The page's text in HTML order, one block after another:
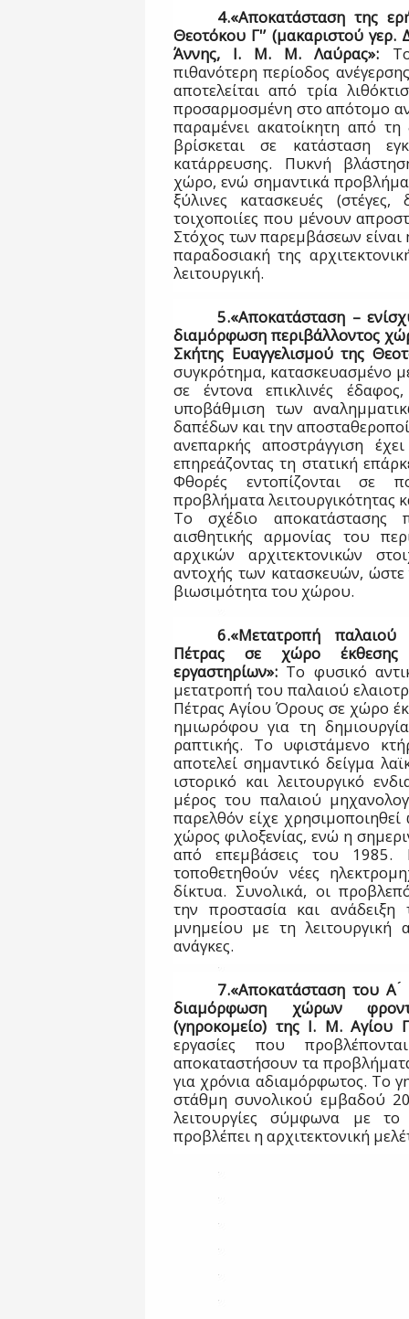
4.«Αποκατάσταση της
Θεοτόκου Γ'’ (μακαριστού γερ.
Άννης, Ι. Μ. Μ. Λαύρας»:
πιθανότερη περίοδος
αποτελείται από τρία
προσαρμοσμένη στο απότομο
παραμένει ακατοίκητη από
βρίσκεται σε κατάσταση
κατάρρευσης. Πυκνή
χώρο, ενώ σημαντικά
ξύλινες κατασκευές
τοιχοποιίες που μένουν
Στόχος των παρεμβάσεων είναι
παραδοσιακή της
λειτουργική.
5.«Αποκατάσταση –
διαμόρφωση περιβάλλοντος
Σκήτης Ευαγγελισμού της
συγκρότημα, κατασκευασμένο
σε έντονα επικλινές
υποβάθμιση των
δαπέδων και την
ανεπαρκής αποστράγγιση
επηρεάζοντας τη στατική
Φθορές εντοπίζονται σε
προβλήματα λειτουργικότητας
Το σχέδιο αποκατάστασης
αισθητικής αρμονίας του
αρχικών αρχιτεκτονικών
αντοχής των κατασκευών, ώστε
βιωσιμότητα του χώρου.
6.«Μετατροπή
Πέτρας σε χώρο έκθεσης
εργαστηρίων»: Το φυσικό
μετατροπή του παλαιού
Πέτρας Αγίου Όρους σε χώρο
ημιωρόφου για τη
ραπτικής. Το υφιστάμενο
αποτελεί σημαντικό δείγμα
ιστορικό και λειτουργικό
μέρος του παλαιού
παρελθόν είχε
χώρος φιλοξενίας, ενώ η
από επεμβάσεις του 1985.
τοποθετηθούν νέες
δίκτυα. Συνολικά, οι
την προστασία και
μνημείου με τη λειτουργική
ανάγκες.
7.«Αποκατάσταση του Α
διαμόρφωση χώρων
(γηροκομείο) της Ι. Μ.
εργασίες που
αποκαταστήσουν τα
για χρόνια αδιαμόρφωτος. Το
στάθμη συνολικού εμβαδού
λειτουργίες σύμφωνα με το
προβλέπει η αρχιτεκτονική